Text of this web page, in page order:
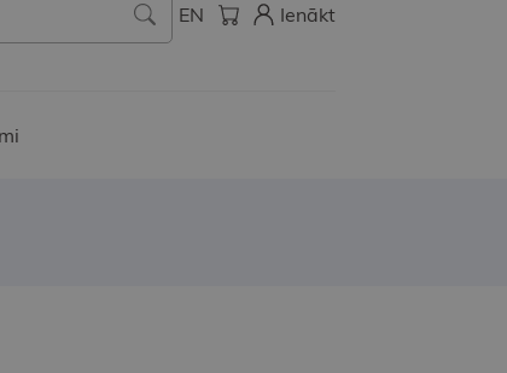
EN Ienākt